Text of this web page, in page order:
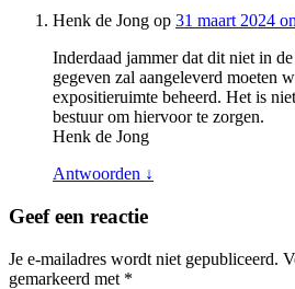
Henk de Jong op 31 maart 2024
Inderdaad jammer dat dit niet in
gegeven zal aangeleverd moeten
expositieruimte beheerd. Het is
bestuur om hiervoor te zorgen.
Henk de Jong
Antwoorden ↓
Geef een reactie
Je e-mailadres wordt niet gepubliceerd.
gemarkeerd met *